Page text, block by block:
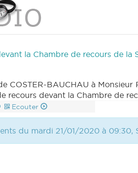
la Chambre de recours de
COSTER-BAUCHAU à
recours devant la Chambre de
Ecouter
du mardi 21/01/2020 à 09:30,